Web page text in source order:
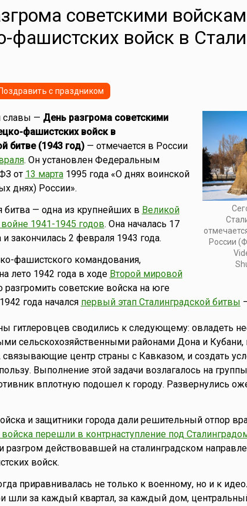
советскими
фашистских войск в
Поздравить с праздником
России
славы — День разгрома советскими
фашистских войск в
битве (1943 год)— отмечается в России
. Он установлен Федеральным
от 13 марта1995 года «О днях воинской
днях) России».
битва — одна из крупнейших в Великой
1941-1945 годов. Она началась 17
закончилась 2 февраля 1943 года.
фашистского командования,
лето 1942 года в ходе Второй мировой
разгромить советские войска на юге
года начался первый этап Сталинградской битвы
гитлеровцев сводились к следующему: овладеть
сельскохозяйственными районами Дона и Кубани,
центр страны с Кавказом, и создать
Выполнение этой задачи возлагалось на
вплотную подошел к городу. Развернулись
и защитники города дали решительный отпор
войска перешли в контрнаступление под
разгром действовавшей на сталинградском
войск.
приравнивалась не только к военному, но и к
шли за каждый квартал, за каждый дом,